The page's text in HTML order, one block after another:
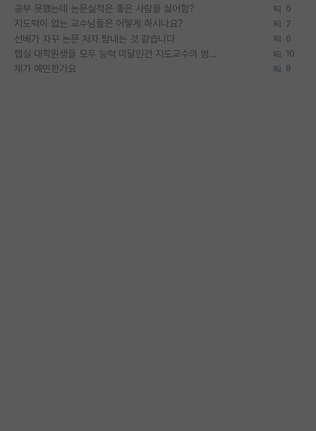
공부 못했는데 논문실적은 좋은 사람을 싫어함? 6
지도력이 없는 교수님들은 어떻게 하시나요? 7
선배가 자꾸 논문 저자 탐내는 것 같습니다 6
랩실 대학원생들 모두 능력 미달인건 지도교수의 영향 아닌가? 10
제가 예민한가요 8